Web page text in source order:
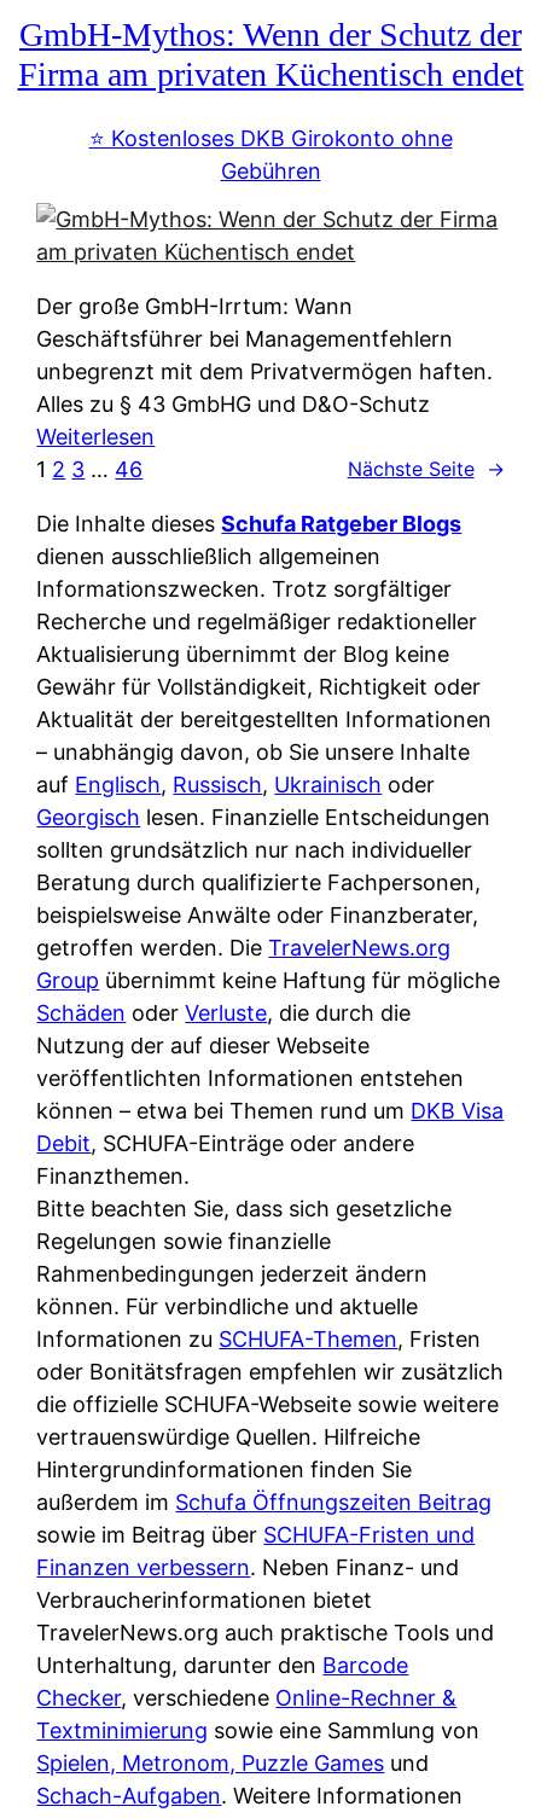
W
e
r
s
i
c
h
e
t
e
D
a
t
e
n
w
i
r
k
l
i
c
h
?
e
u
d
n
w
l
c
h
e
n
n
d
e
r
n
u
n
k
t
i
o
n
i
e
r
e
n
r
u
s
s
i
s
h
e
B
a
n
k
k
a
r
t
e
n
M
I
R
t
e
u
e
r
k
l
ä
u
e
r
A
p
p
&
O
n
l
i
n
e
:
W
a
s
i
s
t
w
i
r
k
l
i
c
h
k
o
s
t
e
n
l
o
s
u
n
d
w
GmbH-Mythos: Wenn der Schutz der
Firma am privaten Küchentisch endet
⭐️ Kostenloses DKB Girokonto ohne
Gebühren
Der große GmbH-Irrtum: Wann
Geschäftsführer bei Managementfehlern
unbegrenzt mit dem Privatvermögen haften.
Alles zu § 43 GmbHG und D&O-Schutz
Weiterlesen
b
H
-
M
y
t
h
o
s
:
W
e
n
n
d
e
r
S
c
h
u
t
z
d
e
r
F
i
r
m
a
a
m
p
r
i
v
a
t
e
1 2 3 … 46 Nächste Seite →
Die Inhalte diesesSchufa Ratgeber Blogs
dienen ausschließlich allgemeinen
Informationszwecken. Trotz sorgfältiger
Recherche und regelmäßiger redaktioneller
Aktualisierung übernimmt der Blog keine
Gewähr für Vollständigkeit, Richtigkeit oder
Aktualität der bereitgestellten Informationen
– unabhängig davon, ob Sie unsere Inhalte
auf Englisch, Russisch, Ukrainisch oder
Georgisch lesen. Finanzielle Entscheidungen
sollten grundsätzlich nur nach individueller
Beratung durch qualifizierte Fachpersonen,
beispielsweise Anwälte oder Finanzberater,
getroffen werden. DieTravelerNews.org
Group übernimmt keine Haftung für mögliche
Schäden oderVerluste, die durch die
Nutzung der auf dieser Webseite
veröffentlichten Informationen entstehen
können – etwa bei Themen rund um DKB Visa
Debit, SCHUFA-Einträge oder andere
Finanzthemen.
Bitte beachten Sie, dass sich gesetzliche
Regelungen sowie finanzielle
Rahmenbedingungen jederzeit ändern
können. Für verbindliche und aktuelle
Informationen zu SCHUFA-Themen, Fristen
oder Bonitätsfragen empfehlen wir zusätzlich
die offizielle SCHUFA-Webseite sowie weitere
vertrauenswürdige Quellen. Hilfreiche
Hintergrundinformationen finden Sie
außerdem im Schufa Öffnungszeiten Beitrag
sowie im Beitrag über SCHUFA-Fristen und
Finanzen verbessern. Neben Finanz- und
Verbraucherinformationen bietet
TravelerNews.org auch praktische Tools und
Unterhaltung, darunter den Barcode
Checker, verschiedene Online-Rechner &
Textminimierung sowie eine Sammlung von
Spielen, Metronom, Puzzle Games und
Schach-Aufgaben. Weitere Informationen